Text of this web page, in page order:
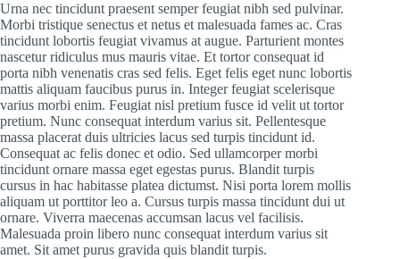
Urna nec tincidunt praesent semper feugiat nibh sed pulvinar.
Morbi tristique senectus et netus et malesuada fames ac. Cras
tincidunt lobortis feugiat vivamus at augue. Parturient montes
nascetur ridiculus mus mauris vitae. Et tortor consequat id
porta nibh venenatis cras sed felis. Eget felis eget nunc lobortis
mattis aliquam faucibus purus in. Integer feugiat scelerisque
varius morbi enim. Feugiat nisl pretium fusce id velit ut tortor
pretium. Nunc consequat interdum varius sit. Pellentesque
massa placerat duis ultricies lacus sed turpis tincidunt id.
Consequat ac felis donec et odio. Sed ullamcorper morbi
tincidunt ornare massa eget egestas purus. Blandit turpis
cursus in hac habitasse platea dictumst. Nisi porta lorem mollis
aliquam ut porttitor leo a. Cursus turpis massa tincidunt dui ut
ornare. Viverra maecenas accumsan lacus vel facilisis.
Malesuada proin libero nunc consequat interdum varius sit
amet. Sit amet purus gravida quis blandit turpis.